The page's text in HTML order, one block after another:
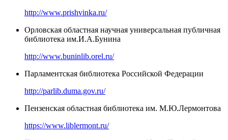
http://www.prishvinka.ru/
Орловская областная научная универсальная публичная
библиотека им.И.А.Бунина
http://www.buninlib.orel.ru/
Парламентская библиотека Российской Федерации
http://parlib.duma.gov.ru/
Пензенская областная библиотека им. М.Ю.Лермонтова
https://www.liblermont.ru/